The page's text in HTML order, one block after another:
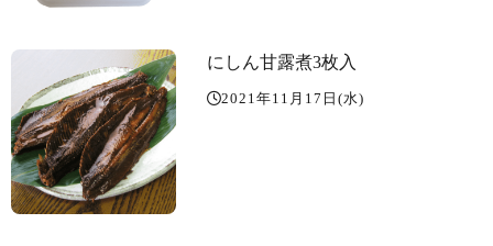
にしん甘露煮3枚入
2021年11月17日(水)